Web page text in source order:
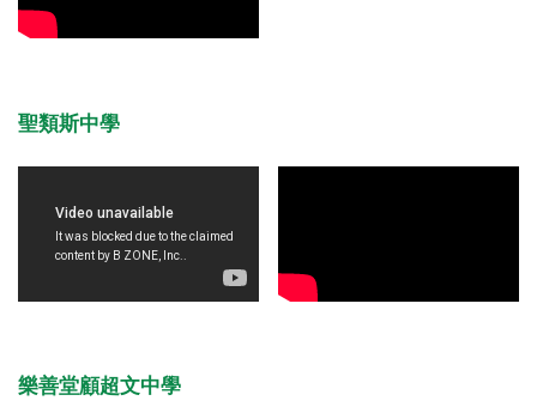
聖類斯中學
樂善堂顧超文中學